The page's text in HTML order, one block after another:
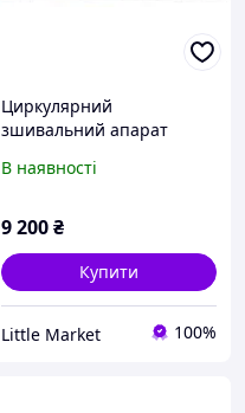
Циркулярний
зшивальний апарат
діаметр 33 мм
В наявності
9 200₴
Купити
Little Market 100%